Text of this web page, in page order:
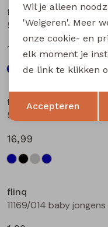
flinq
16,99
flinq
16,99
flinq
Terug
Wil je alleen
'Weigeren'. Meer
onze cookie- en
elk moment je
de link te klikken
Accepteren